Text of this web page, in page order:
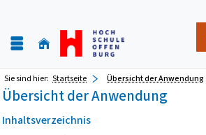
Sie sind hier: Startseite Übersicht der Anwendung
Übersicht der Anwendung
Inhaltsverzeichnis